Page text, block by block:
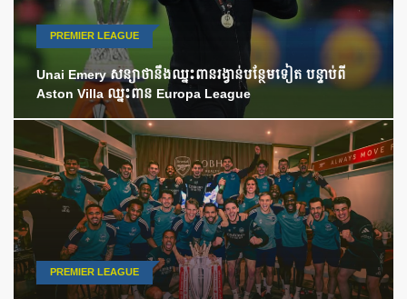
PREMIER LEAGUE
Unai Emery សន្យាថានឹងឈ្នះពានរង្វាន់បន្ថែមទៀត បន្ទាប់ពី
Aston Villa ឈ្នះពាន Europa League
PREMIER LEAGUE